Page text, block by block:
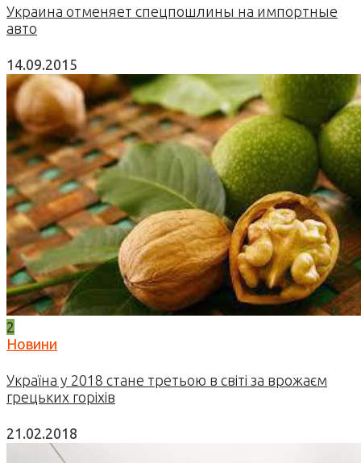
Украина отменяет спецпошлины на импортные
авто
14.09.2015
2
Новини
Україна у 2018 стане третьою в світі за врожаєм
грецьких горіхів
21.02.2018